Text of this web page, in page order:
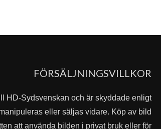
FÖRSÄLJNINGSVILLKOR
HD-Sydsvenskan och är skyddade enligt
eller säljas vidare. Köp av bild
att använda bilden i privat bruk eller för